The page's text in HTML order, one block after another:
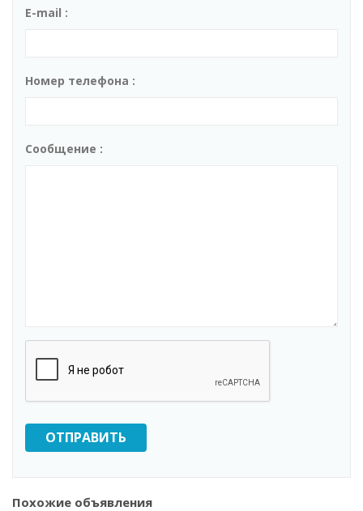
E-mail :
Номер телефона :
Сообщение :
ОТПРАВИТЬ
Похожие объявления